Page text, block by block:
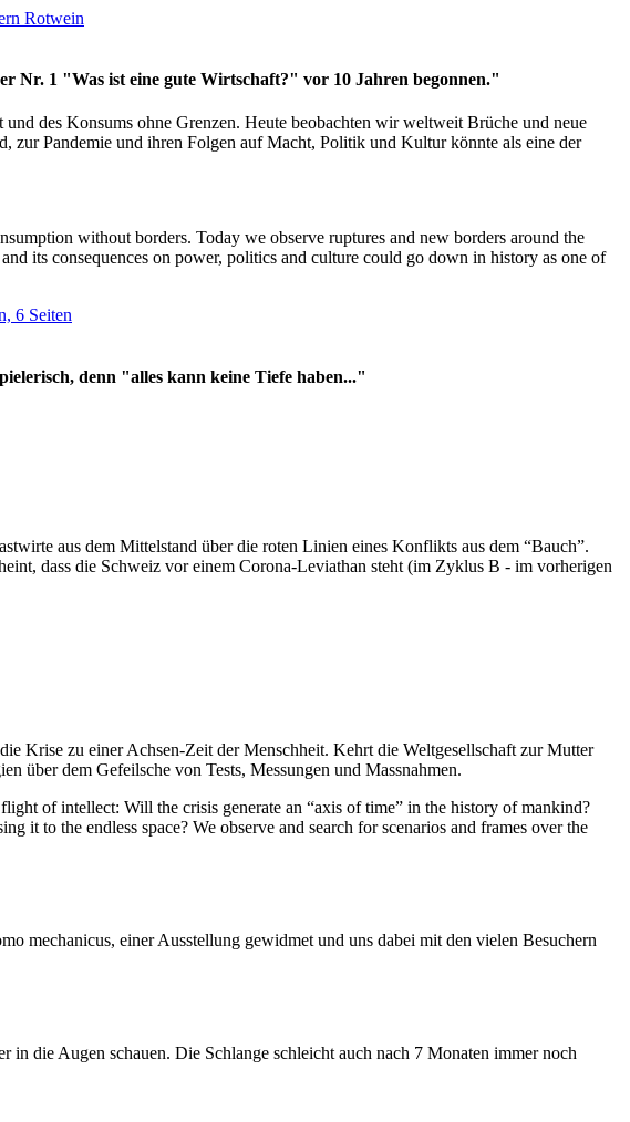
Rotwein
Nr. 1 "Was ist eine gute Wirtschaft?" vor 10 Jahren begonnen."
des Konsums ohne Grenzen. Heute beobachten wir weltweit Brüche und neue
zur Pandemie und ihren Folgen auf Macht, Politik und Kultur könnte als eine der
without borders. Today we observe ruptures and new borders around the
its consequences on power, politics and culture could go down in history as one of
6 Seiten
denn "alles kann keine Tiefe haben..."
aus dem Mittelstand über die roten Linien eines Konflikts aus dem “Bauch”.
dass die Schweiz vor einem Corona-Leviathan steht (im Zyklus B - im vorherigen
Krise zu einer Achsen-Zeit der Menschheit. Kehrt die Weltgesellschaft zur Mutter
über dem Gefeilsche von Tests, Messungen und Massnahmen.
of intellect: Will the crisis generate an “axis of time” in the history of mankind?
it to the endless space? We observe and search for scenarios and frames over the
mechanicus, einer Ausstellung gewidmet und uns dabei mit den vielen Besuchern
die Augen schauen. Die Schlange schleicht auch nach 7 Monaten immer noch